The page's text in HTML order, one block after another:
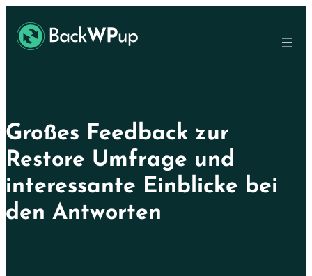
main
content
Großes Feedback zur
Restore Umfrage und
interessante Einblicke bei
den Antworten